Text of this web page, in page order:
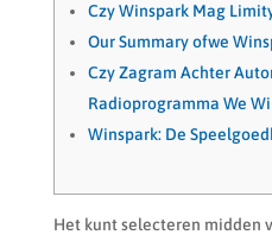
Czy Winspark Mag
Our Summary ofwe
Czy Zagram Achter
Radioprogramma We
Winspark: De
Het kunt selecteren midden